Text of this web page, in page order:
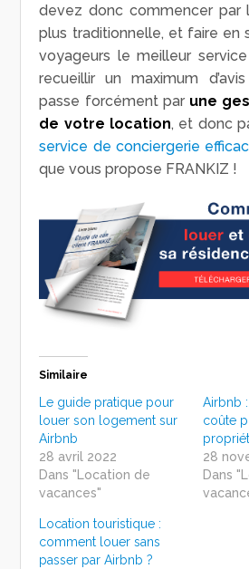
devez donc commencer par
plus traditionnelle, et faire en
voyageurs le meilleur
recueillir un maximum
passe forcément par une
de votre location, et donc
service de conciergerie
que vous propose FRANKIZ !
Similaire
Le guide pratique pour
louer son logement sur
Airbnb
28 avril 2022
Dans "Location de
vacances"
Airbnb
coûte
28
Dans
Location touristique :
comment louer sans
passer par Airbnb ?